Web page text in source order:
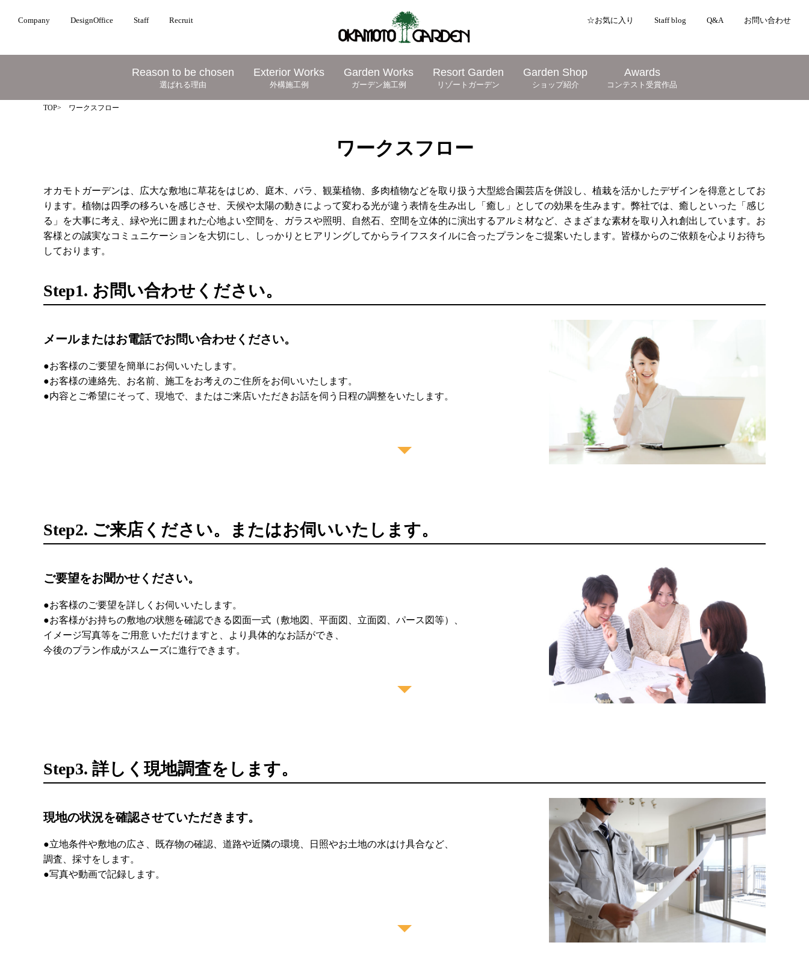
Company DesignOffice Staff Recruit ☆お気に入り Staff blog Q&A お問い合わせ
Reason to be chosen
選ばれる理由
Exterior Works
外構施工例
Garden Works
ガーデン施工例
Resort Garden
リゾートガーデン
Garden Shop
ショップ紹介
Awards
コンテスト受賞作品
TOP> ワークスフロー
ワークスフロー
オカモトガーデンは、広大な敷地に草花をはじめ、庭木、バラ、観葉植物、多肉植物などを取り扱う大型総合園芸店を併設し、植栽を活かしたデザインを得意としてお
ります。植物は四季の移ろいを感じさせ、天候や太陽の動きによって変わる光が違う表情を生み出し「癒し」としての効果を生みます。弊社では、癒しといった「感じ
る」を大事に考え、緑や光に囲まれた心地よい空間を、ガラスや照明、自然石、空間を立体的に演出するアルミ材など、さまざまな素材を取り入れ創出しています。お
客様との誠実なコミュニケーションを大切にし、しっかりとヒアリングしてからライフスタイルに合ったプランをご提案いたします。皆様からのご依頼を心よりお待ち
しております。
Step1. お問い合わせください。
メールまたはお電話でお問い合わせください。
●お客様のご要望を簡単にお伺いいたします。
●お客様の連絡先、お名前、施工をお考えのご住所をお伺いいたします。
●内容とご希望にそって、現地で、またはご来店いただきお話を伺う日程の調整をいたします。
Step2. ご来店ください。またはお伺いいたします。
ご要望をお聞かせください。
●お客様のご要望を詳しくお伺いいたします。
●お客様がお持ちの敷地の状態を確認できる図面一式（敷地図、平面図、立面図、パース図等）、
イメージ写真等をご用意 いただけますと、より具体的なお話ができ、
今後のプラン作成がスムーズに進行できます。
Step3. 詳しく現地調査をします。
現地の状況を確認させていただきます。
●立地条件や敷地の広さ、既存物の確認、道路や近隣の環境、日照やお土地の水はけ具合など、
調査、採寸をします。
●写真や動画で記録します。